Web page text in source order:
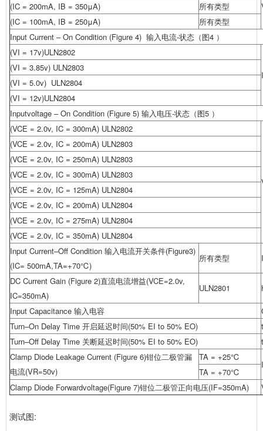
(IC = 200mA, IB = 350μA)
所有类型
(IC = 100mA, IB = 250μA)
所有类型
Input Current – On Condition (Figure 4) 输入电流-状态（图4 ）
(VI = 17v)ULN2802
(VI = 3.85v) ULN2803
(VI = 5.0v) ULN2804
(VI = 12v)ULN2804
Inputvoltage – On Condition (Figure 5) 输入电压-状态（图5 ）
(VCE = 2.0v, IC = 300mA) ULN2802
(VCE = 2.0v, IC = 200mA) ULN2803
(VCE = 2.0v, IC = 250mA) ULN2803
(VCE = 2.0v, IC = 300mA) ULN2803
(VCE = 2.0v, IC = 125mA) ULN2804
(VCE = 2.0v, IC = 200mA) ULN2804
(VCE = 2.0v, IC = 275mA) ULN2804
(VCE = 2.0v, IC = 350mA) ULN2804
Input Current–Off Condition 输入电流开关条件(Figure3)
(IC= 500mA,TA=+70℃)
所有类型
DC Current Gain (Figure 2)直流电流增益(VCE=2.0v,
IC=350mA)
ULN2801
Input Capacitance 输入电容
Turn–On Delay Time 开启延迟时间(50% EI to 50% EO)
Turn–Off Delay Time 关断延迟时间(50% EI to 50% EO)
Clamp Diode Leakage Current (Figure 6)钳位二极管漏
电流(VR=50v)
TA = +25℃
TA = +70℃
Clamp Diode Forwardvoltage(Figure 7)钳位二极管正向电压(IF=350mA)
测试图: